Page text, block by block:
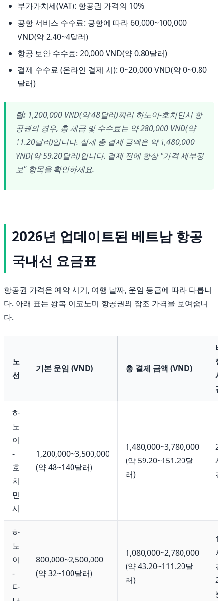
부가가치세(VAT): 항공권 가격의 10%
공항 서비스 수수료: 공항에 따라 60,000~100,000
VND(약 2.40~4달러)
항공 보안 수수료: 20,000 VND(약 0.80달러)
결제 수수료 (온라인 결제 시): 0~20,000 VND(약 0~0.80
달러)
팁: 1,200,000 VND(약 48달러)짜리 하노이-호치민시 항
공권의 경우, 총 세금 및 수수료는 약 280,000 VND(약
11.20달러)입니다. 실제 총 결제 금액은 약 1,480,000
VND(약 59.20달러)입니다. 결제 전에 항상 "가격 세부정
보" 항목을 확인하세요.
2026년 업데이트된 베트남 항공
국내선 요금표
항공권 가격은 예약 시기, 여행 날짜, 운임 등급에 따라 다릅니
다. 아래 표는 왕복 이코노미 항공권의 참조 가격을 보여줍니
다.
노
선
기본 운임 (VND) 총 결제 금액 (VND)
하
노
이
-
호
치
민
시
1,200,000~3,500,000
(약 48~140달러)
1,480,000~3,780,000
(약 59.20~151.20달
러)
하
노
이
-
다
800,000~2,500,000
(약 32~100달러)
1,080,000~2,780,000
(약 43.20~111.20달
러)